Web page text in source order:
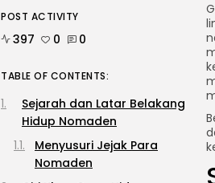
POST ACTIVITY
397 0 0
TABLE OF CONTENTS:
Sejarah dan Latar Belakang
Hidup Nomaden
Menyusuri Jejak Para
Nomaden